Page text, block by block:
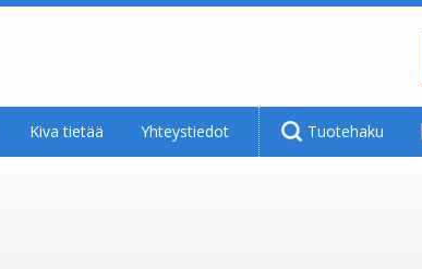
Kiva tietää Yhteystiedot Tuotehaku